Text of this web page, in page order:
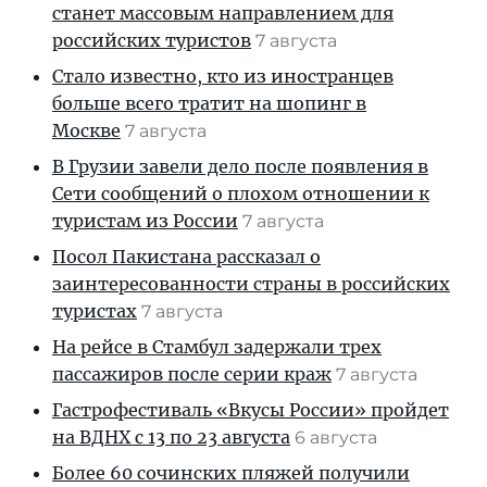
станет массовым направлением для
российских туристов 7 августа
Стало известно, кто из иностранцев
больше всего тратит на шопинг в
Москве 7 августа
В Грузии завели дело после появления в
Сети сообщений о плохом отношении к
туристам из России 7 августа
Посол Пакистана рассказал о
заинтересованности страны в российских
туристах 7 августа
На рейсе в Стамбул задержали трех
пассажиров после серии краж 7 августа
Гастрофестиваль «Вкусы России» пройдет
на ВДНХ с 13 по 23 августа 6 августа
Более 60 сочинских пляжей получили